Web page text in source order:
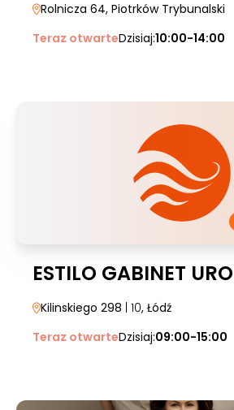
Rolnicza 64, Piotrków Trybunalski
Teraz otwarteDzisiaj:10:00-14:00
ESTILO GABINET
Kilinskiego 298 | 10, Łódź
Teraz otwarteDzisiaj:09:00-15:00